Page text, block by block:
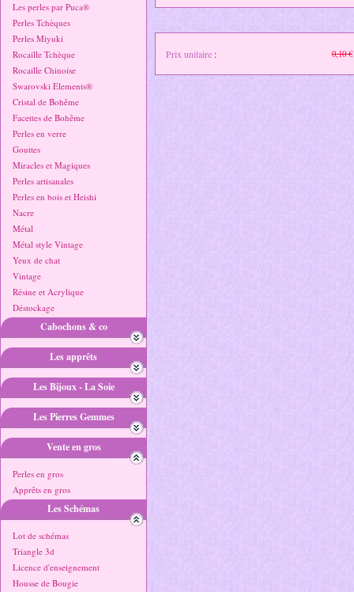
Les perles par Puca®
Perles Tchèques
Perles Miyuki
Rocaille Tchèque
Rocaille Chinoise
Swarovski Elements®
Cristal de Bohême
Facettes de Bohême
Perles en verre
Gouttes
Miracles et Magiques
Perles artisanales
Perles en bois et Heishi
Nacre
Métal
Métal style Vintage
Yeux de chat
Vintage
Résine et Acrylique
Déstockage
Cabochons & co
Les apprêts
Les Bijoux - La Soie
Les Pierres Gemmes
Vente en gros
Perles en gros
Apprêts en gros
Les Schémas
Lot de schémas
Triangle 3d
Licence d'enseignement
Housse de Bougie
Prix unitaire : 0,10 €